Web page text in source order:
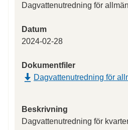
Dagvattenutredning för
Datum
2024-02-28
Dokumentfiler
Dagvattenutredning för
Beskrivning
Dagvattenutredning för